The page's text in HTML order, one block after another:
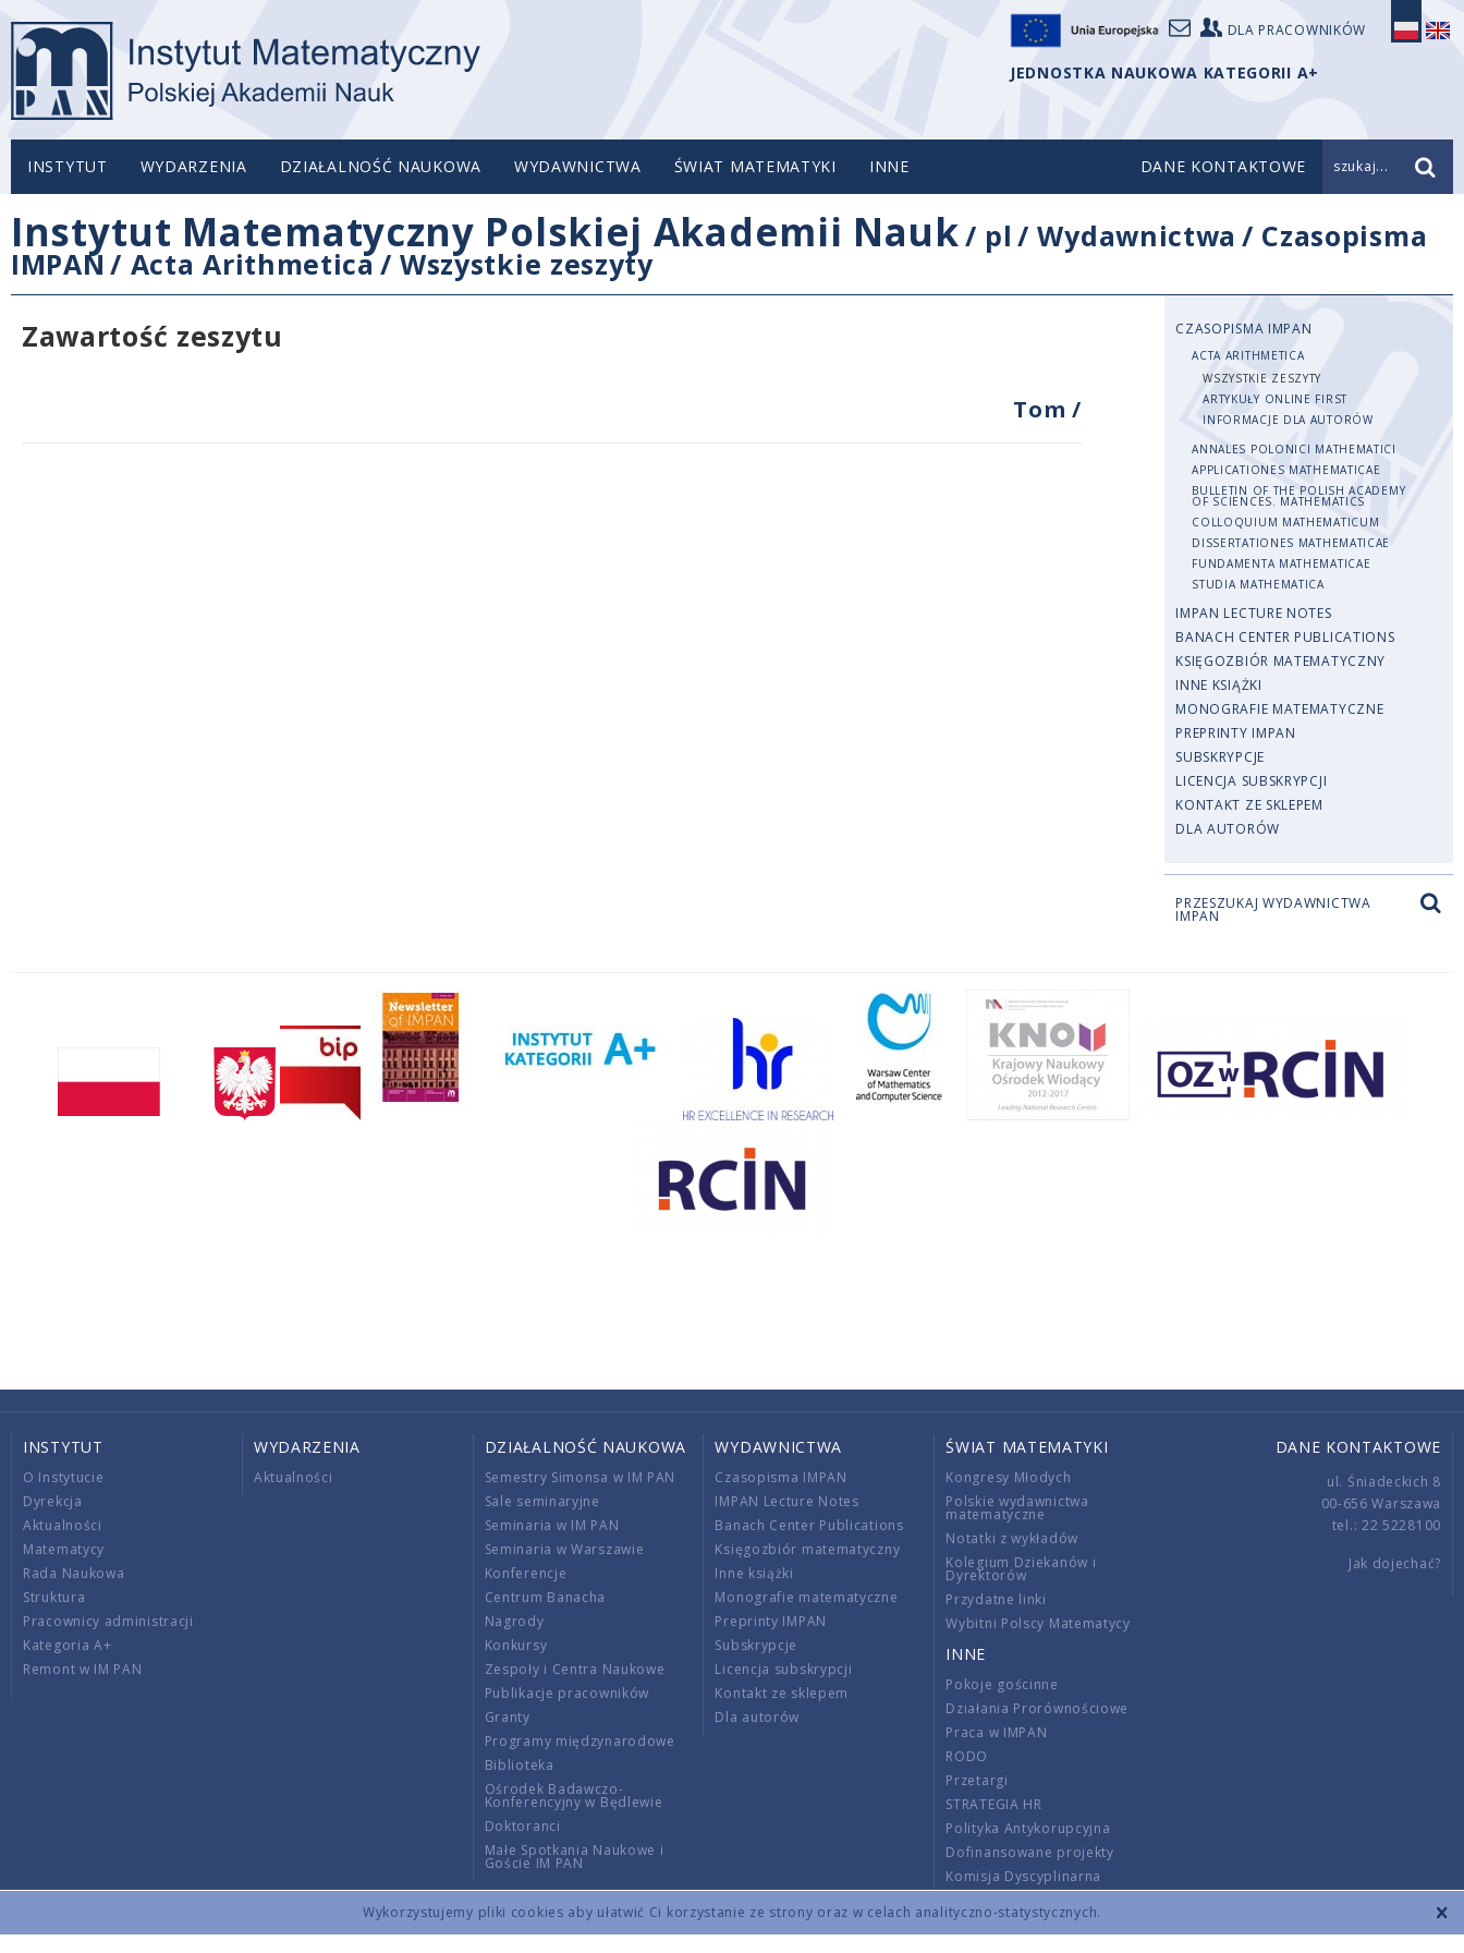
Wykorzystujemy pliki cookies aby ułatwić Ci korzystanie ze strony oraz w celach analityczno-statystycznych.
DLA PRACOWNIKÓW
JEDNOSTKA NAUKOWA KATEGORII A+
INSTYTUT WYDARZENIA DZIAŁALNOŚĆ NAUKOWA WYDAWNICTWA ŚWIAT MATEMATYKI INNE DANE KONTAKTOWE szukaj...
Instytut Matematyczny Polskiej Akademii Nauk/ pl /Wydawnictwa / Czasopisma
IMPAN / Acta Arithmetica/ Wszystkie zeszyty
Zawartość zeszytu
Tom/
CZASOPISMA IMPAN
ACTA ARITHMETICA
WSZYSTKIE ZESZYTY
ARTYKUŁY ONLINE FIRST
INFORMACJE DLA AUTORÓW
ANNALES POLONICI MATHEMATICI
APPLICATIONES MATHEMATICAE
BULLETIN OF THE POLISH ACADEMY
OF SCIENCES. MATHEMATICS
COLLOQUIUM MATHEMATICUM
DISSERTATIONES MATHEMATICAE
FUNDAMENTA MATHEMATICAE
STUDIA MATHEMATICA
IMPAN LECTURE NOTES
BANACH CENTER PUBLICATIONS
KSIĘGOZBIÓR MATEMATYCZNY
INNE KSIĄŻKI
MONOGRAFIE MATEMATYCZNE
PREPRINTY IMPAN
SUBSKRYPCJE
LICENCJA SUBSKRYPCJI
KONTAKT ZE SKLEPEM
DLA AUTORÓW
PRZESZUKAJ WYDAWNICTWA
IMPAN
INSTYTUT
O Instytucie
Dyrekcja
Aktualności
Matematycy
Rada Naukowa
Struktura
Pracownicy administracji
Kategoria A+
Remont w IM PAN
WYDARZENIA
Aktualności
DZIAŁALNOŚĆ NAUKOWA
Semestry Simonsa w IM PAN
Sale seminaryjne
Seminaria w IM PAN
Seminaria w Warszawie
Konferencje
Centrum Banacha
Nagrody
Konkursy
Zespoły i Centra Naukowe
Publikacje pracowników
Granty
Programy międzynarodowe
Biblioteka
Ośrodek Badawczo-
Konferencyjny w Będlewie
Doktoranci
Małe Spotkania Naukowe i
Goście IM PAN
WYDAWNICTWA
Czasopisma IMPAN
IMPAN Lecture Notes
Banach Center Publications
Księgozbiór matematyczny
Inne książki
Monografie matematyczne
Preprinty IMPAN
Subskrypcje
Licencja subskrypcji
Kontakt ze sklepem
Dla autorów
ŚWIAT MATEMATYKI
Kongresy Młodych
Polskie wydawnictwa
matematyczne
Notatki z wykładów
Kolegium Dziekanów i
Dyrektorów
Przydatne linki
Wybitni Polscy Matematycy
INNE
Pokoje gościnne
Działania Prorównościowe
Praca w IMPAN
RODO
Przetargi
STRATEGIA HR
Polityka Antykorupcyjna
Dofinansowane projekty
Komisja Dyscyplinarna
Wnoszenie opłat
DANE KONTAKTOWE
ul. Śniadeckich 8
00-656 Warszawa
tel.: 22 5228100
Jak dojechać?